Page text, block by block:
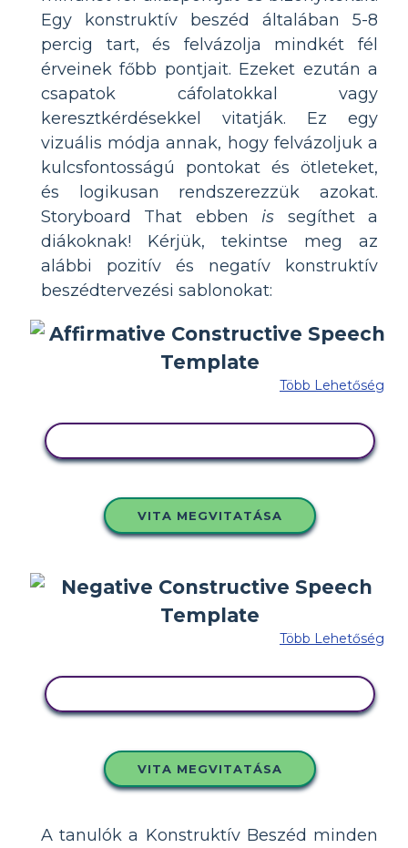
Egy konstruktív beszéd általában 5-8
percig tart, és felvázolja mindkét fél
érveinek főbb pontjait. Ezeket ezután a
csapatok cáfolatokkal vagy
keresztkérdésekkel vitatják. Ez egy
vizuális módja annak, hogy felvázoljuk a
kulcsfontosságú pontokat és ötleteket,
és logikusan rendszerezzük azokat.
Storyboard That ebben is segíthet a
diákoknak! Kérjük, tekintse meg az
alábbi pozitív és negatív konstruktív
beszédtervezési sablonokat:
Több Lehetőség
VITA MEGVITATÁSA
Több Lehetőség
VITA MEGVITATÁSA
A tanulók a Konstruktív Beszéd minden